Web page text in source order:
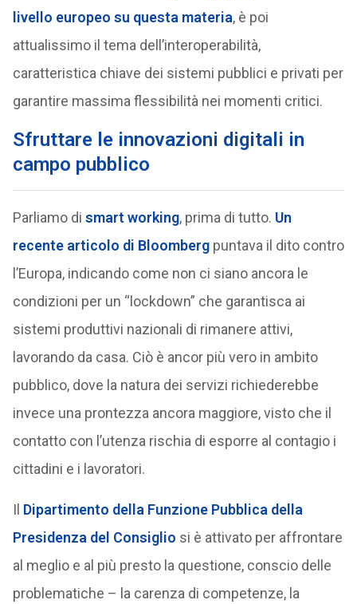
livello europeo su questa materia, è poi
attualissimo il tema dell’interoperabilità,
caratteristica chiave dei sistemi pubblici e privati per
garantire massima flessibilità nei momenti critici.
Sfruttare le innovazioni digitali in
campo pubblico
Parliamo di smart working, prima di tutto. Un
recente articolo di Bloombergpuntava il dito contro
l’Europa, indicando come non ci siano ancora le
condizioni per un “lockdown” che garantisca ai
sistemi produttivi nazionali di rimanere attivi,
lavorando da casa. Ciò è ancor più vero in ambito
pubblico, dove la natura dei servizi richiederebbe
invece una prontezza ancora maggiore, visto che il
contatto con l’utenza rischia di esporre al contagio i
cittadini e i lavoratori.
Il Dipartimento della Funzione Pubblica della
Presidenza del Consiglio si è attivato per affrontare
al meglio e al più presto la questione, conscio delle
problematiche – la carenza di competenze, la